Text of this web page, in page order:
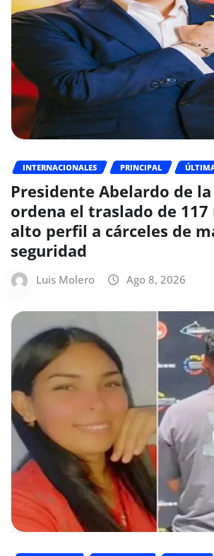
INTERNACIONALES PRINCIPAL
Presidente Abelardo de
ordena el traslado de 117
alto perfil a cárceles de
seguridad
Luis Molero Ago 8, 2026